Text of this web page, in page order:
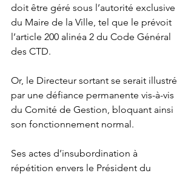
doit être géré sous l’autorité exclusive
du Maire de la Ville, tel que le prévoit
l’article 200 alinéa 2 du Code Général
des CTD.
Or, le Directeur sortant se serait illustré
par une défiance permanente vis-à-vis
du Comité de Gestion, bloquant ainsi
son fonctionnement normal.
Ses actes d’insubordination à
répétition envers le Président du